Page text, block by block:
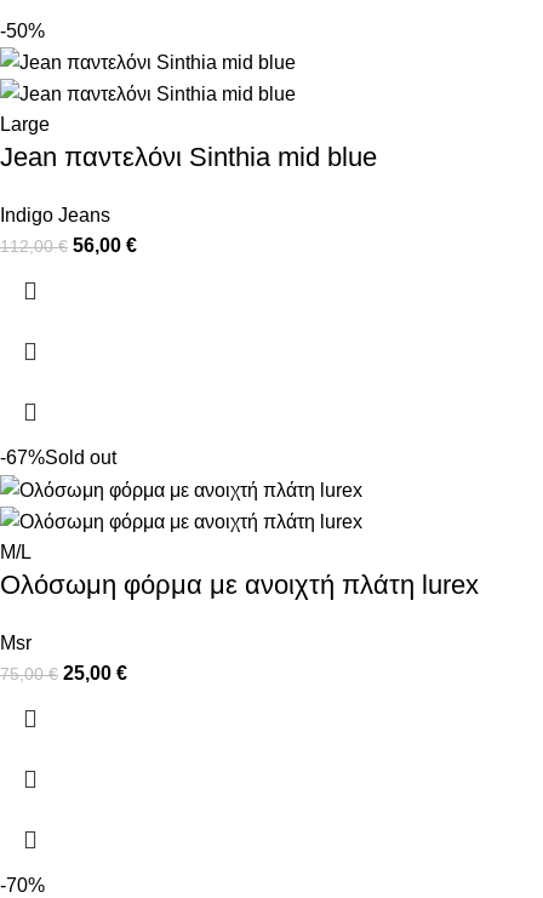
-50%
Large
Jean παντελόνι Sinthia mid blue
Indigo Jeans
112,00€ 56,00 €
-67%Sold out
M/L
Ολόσωμη φόρμα με ανοιχτή πλάτη lurex
Msr
75,00€ 25,00 €
-70%